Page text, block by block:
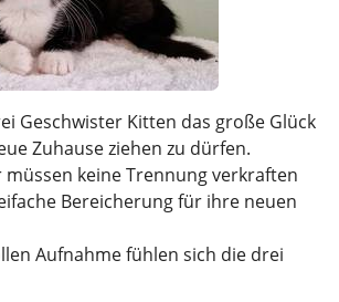
Geschwister Kitten das große Glück
Zuhause ziehen zu dürfen.
müssen keine Trennung verkraften
Bereicherung für ihre neuen
Aufnahme fühlen sich die drei